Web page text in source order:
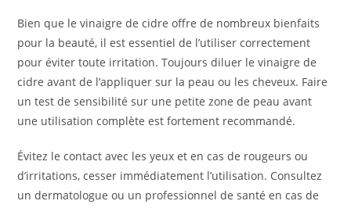
Bien que le vinaigre de cidre offre de nombreux bienfaits
pour la beauté, il est essentiel de l’utiliser correctement
pour éviter toute irritation. Toujours diluer le vinaigre de
cidre avant de l’appliquer sur la peau ou les cheveux. Faire
un test de sensibilité sur une petite zone de peau avant
une utilisation complète est fortement recommandé.
Évitez le contact avec les yeux et en cas de rougeurs ou
d’irritations, cesser immédiatement l’utilisation. Consultez
un dermatologue ou un professionnel de santé en cas de